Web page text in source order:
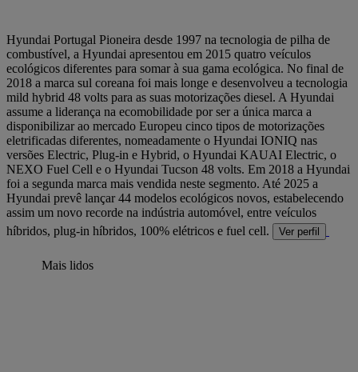
Hyundai Portugal Pioneira desde 1997 na tecnologia de pilha de
combustível, a Hyundai apresentou em 2015 quatro veículos
ecológicos diferentes para somar à sua gama ecológica. No final de
2018 a marca sul coreana foi mais longe e desenvolveu a tecnologia
mild hybrid 48 volts para as suas motorizações diesel. A Hyundai
assume a liderança na ecomobilidade por ser a única marca a
disponibilizar ao mercado Europeu cinco tipos de motorizações
eletrificadas diferentes, nomeadamente o Hyundai IONIQ nas
versões Electric, Plug-in e Hybrid, o Hyundai KAUAI Electric, o
NEXO Fuel Cell e o Hyundai Tucson 48 volts. Em 2018 a Hyundai
foi a segunda marca mais vendida neste segmento. Até 2025 a
Hyundai prevê lançar 44 modelos ecológicos novos, estabelecendo
assim um novo recorde na indústria automóvel, entre veículos
híbridos, plug-in híbridos, 100% elétricos e fuel cell.
Ver perfil
Mais lidos